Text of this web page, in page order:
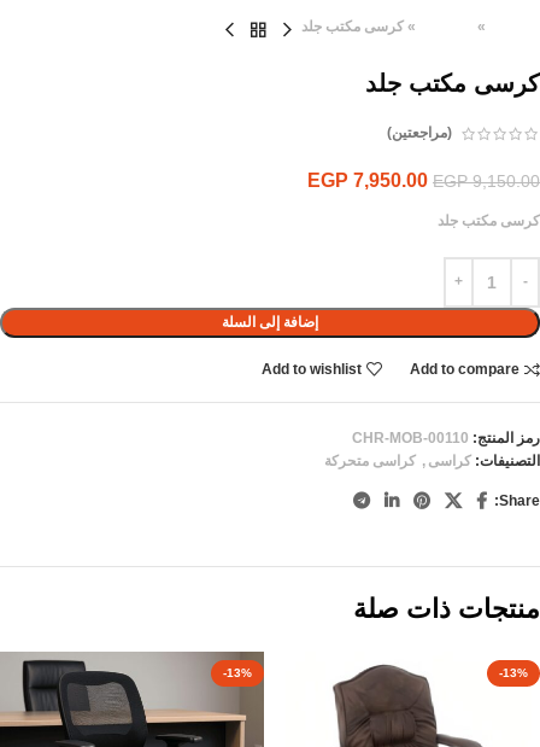
»
» كرسى مكتب جلد
كرسى مكتب جلد
(مراجعتين)
EGP9,150.00
EGP 7,950.00
كرسى مكتب جلد
إضافة إلى السلة
Add to compare
Add to wishlist
رمز المنتج: CHR-MOB-00110
التصنيفات: كراسى , كراسى متحركة
Share:
منتجات ذات صلة
-13%
-13%